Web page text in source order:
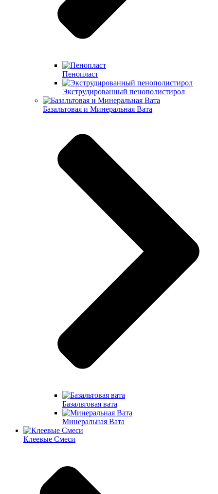
Пенопласт
Экструдированный пенополистирол
Базальтовая и Минеральная Вата
Базальтовая вата
Минеральная Вата
Клеевые Смеси